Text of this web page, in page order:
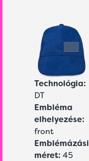
Technológia:
DT
Embléma
elhelyezése:
front
Emblémázási
méret: 45